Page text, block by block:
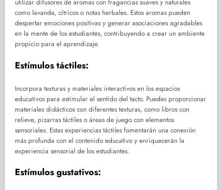
utilizar difusores de aromas con fragancias suaves y naturales
como lavanda, cítricos o notas herbales. Estos aromas pueden
despertar emociones positivas y generar asociaciones agradables
en la mente de los estudiantes, contribuyendo a crear un ambiente
propicio para el aprendizaje.
Estímulos táctiles:
Incorpora texturas y materiales interactivos en los espacios
educativos para estimular el sentido del tacto. Puedes proporcionar
materiales didácticos con diferentes texturas, como libros con
relieve, pizarras táctiles o áreas de juego con elementos
sensoriales. Estas experiencias táctiles fomentarán una conexión
más profunda con el contenido educativo y enriquecerán la
experiencia sensorial de los estudiantes.
Estímulos gustativos: